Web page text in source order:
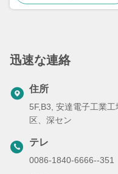
迅速な連絡
住所
5F,B3, 安達電子工業
区、深セン
テレ
0086-1840-6666--351